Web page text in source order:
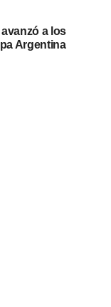
a los
Argentina